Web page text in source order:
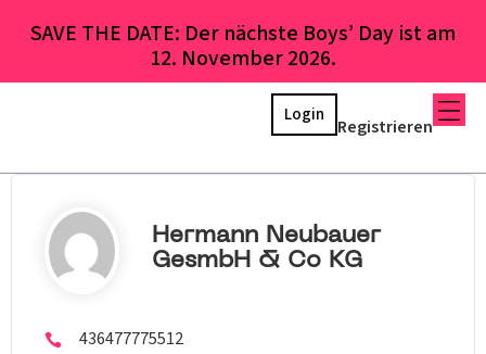
SAVE THE DATE: Der nächste Boys’ Day ist am
12. November 2026.
Registrieren
Login
Hermann Neubauer
GesmbH & Co KG
436477775512